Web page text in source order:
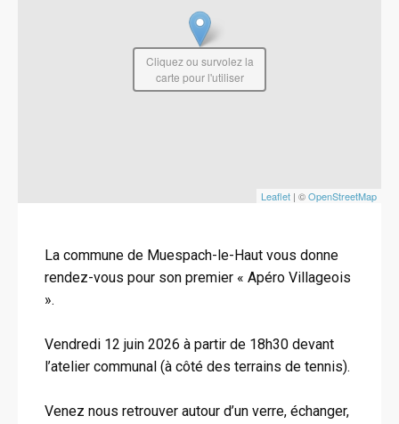
Leaflet | ©OpenStreetMap
Cliquez ou survolez la
carte pour l'utiliser
La commune de Muespach-le-Haut vous donne
rendez-vous pour son premier « Apéro Villageois
».
Vendredi 12 juin 2026 à partir de 18h30 devant
l’atelier communal (à côté des terrains de tennis).
Venez nous retrouver autour d’un verre, échanger,